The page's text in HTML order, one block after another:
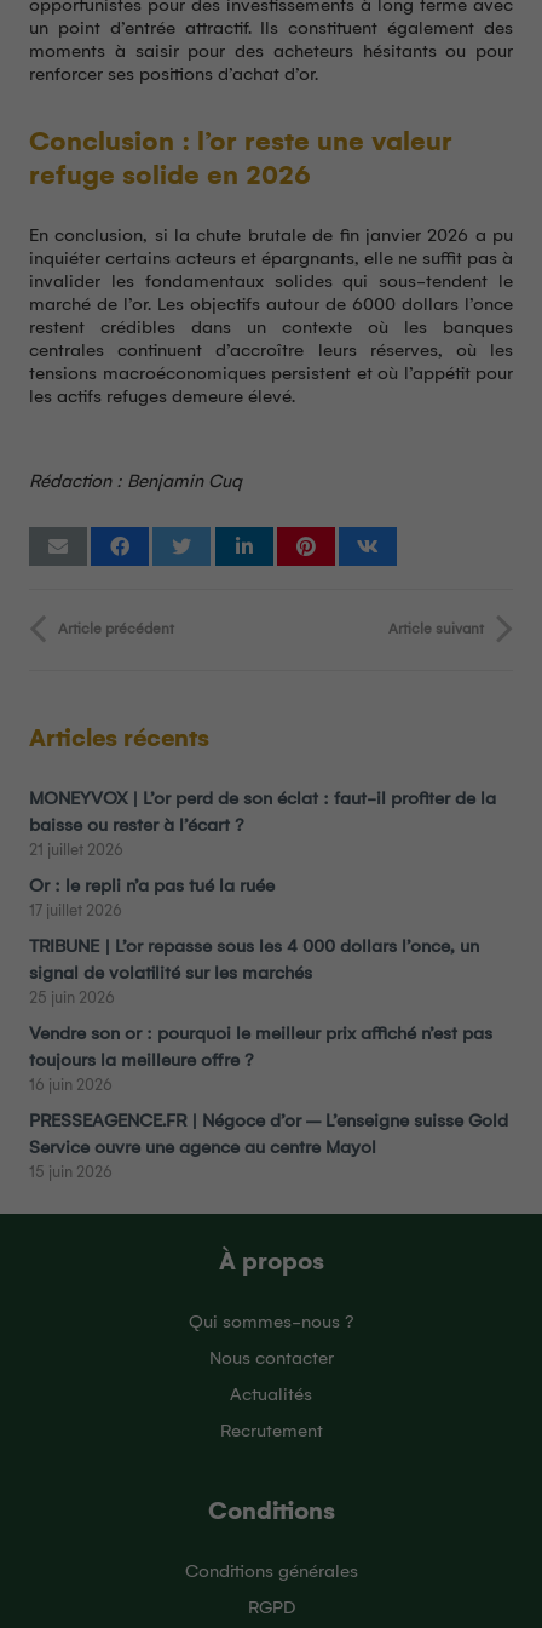
opportunistes pour des investissements à long terme avec
un point d’entrée attractif. Ils constituent également des
moments à saisir pour des acheteurs hésitants ou pour
renforcer ses positions d’achat d’or.
Conclusion : l’or reste une valeur
refuge solide en 2026
En conclusion, si la chute brutale de fin janvier 2026 a pu
inquiéter certains acteurs et épargnants, elle ne suffit pas à
invalider les fondamentaux solides qui sous-tendent le
marché de l’or. Les objectifs autour de 6000 dollars l’once
restent crédibles dans un contexte où les banques
centrales continuent d’accroître leurs réserves, où les
tensions macroéconomiques persistent et où l’appétit pour
les actifs refuges demeure élevé.
Rédaction : Benjamin Cuq
Article précédent Article suivant
Articles récents
MONEYVOX | L’or perd de son éclat : faut-il profiter de la
baisse ou rester à l’écart ?
21 juillet 2026
Or : le repli n’a pas tué la ruée
17 juillet 2026
TRIBUNE | L’or repasse sous les 4 000 dollars l’once, un
signal de volatilité sur les marchés
25 juin 2026
Vendre son or : pourquoi le meilleur prix affiché n’est pas
toujours la meilleure offre ?
16 juin 2026
PRESSEAGENCE.FR | Négoce d’or – L’enseigne suisse Gold
Service ouvre une agence au centre Mayol
15 juin 2026
À propos
Qui sommes-nous ?
Nous contacter
Actualités
Recrutement
Conditions
Conditions générales
RGPD